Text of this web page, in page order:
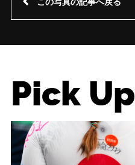
Pick Up